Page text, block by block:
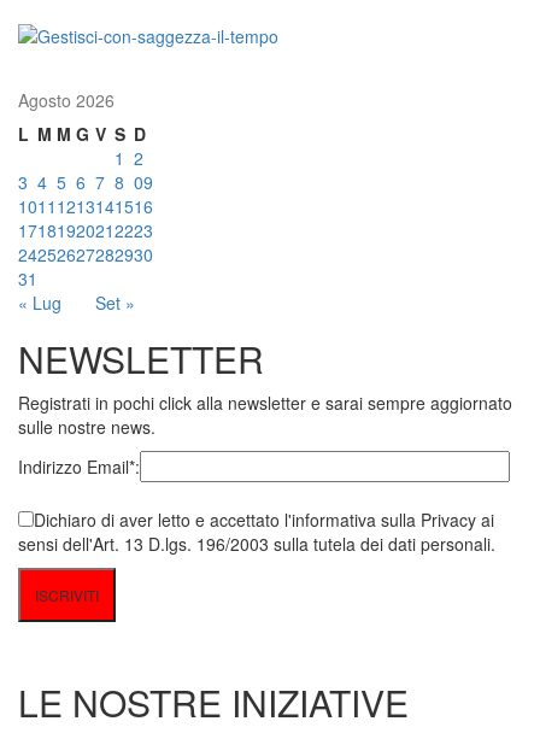
Agosto 2026
L M M G V S D
« Lug Set »
1 2
3 4 5 6 7 8 09
1011 1213141516
17181920212223
24252627282930
31
NEWSLETTER
Registrati in pochi click alla newsletter e sarai sempre aggiornato
sulle nostre news.
Indirizzo Email*:
Dichiaro di aver letto e accettato l'informativa sulla Privacy ai
sensi dell'Art. 13 D.lgs. 196/2003 sulla tutela dei dati personali.
LE NOSTRE INIZIATIVE